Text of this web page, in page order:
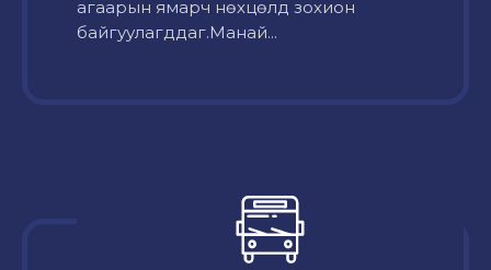
агаарын ямарч нөхцөлд зохион
байгуулагддаг.Манай...